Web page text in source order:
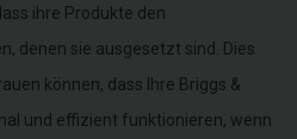
ihre Produkte den
denen sie ausgesetzt sind. Dies
können, dass Ihre Briggs &
und effizient funktionieren, wenn